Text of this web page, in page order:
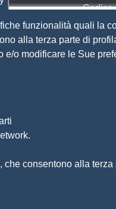
Codice
Siti
funzionalità quali la
alla terza parte di
o modificare le Sue
consentono alla terza